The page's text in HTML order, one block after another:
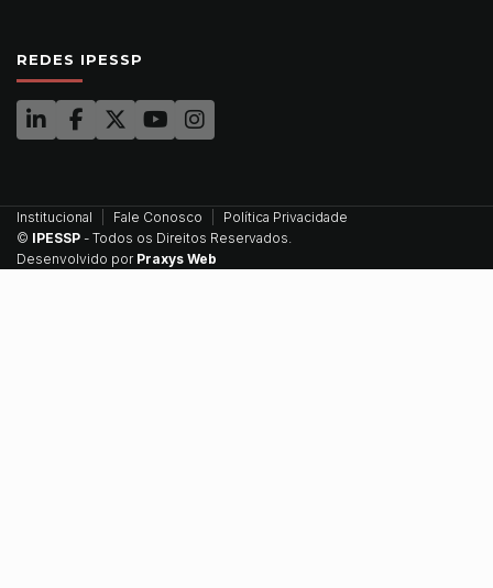
REDES IPESSP
Institucional Fale Conosco
Política Privacidade
© IPESSP - Todos os Direitos Reservados.
Desenvolvido por Praxys Web